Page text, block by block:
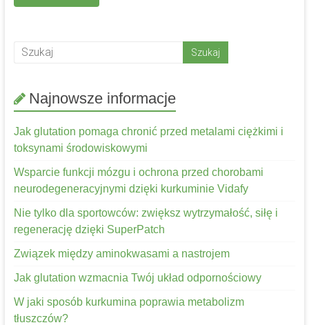
Najnowsze informacje
Jak glutation pomaga chronić przed metalami ciężkimi i
toksynami środowiskowymi
Wsparcie funkcji mózgu i ochrona przed chorobami
neurodegeneracyjnymi dzięki kurkuminie Vidafy
Nie tylko dla sportowców: zwiększ wytrzymałość, siłę i
regenerację dzięki SuperPatch
Związek między aminokwasami a nastrojem
Jak glutation wzmacnia Twój układ odpornościowy
W jaki sposób kurkumina poprawia metabolizm
tłuszczów?